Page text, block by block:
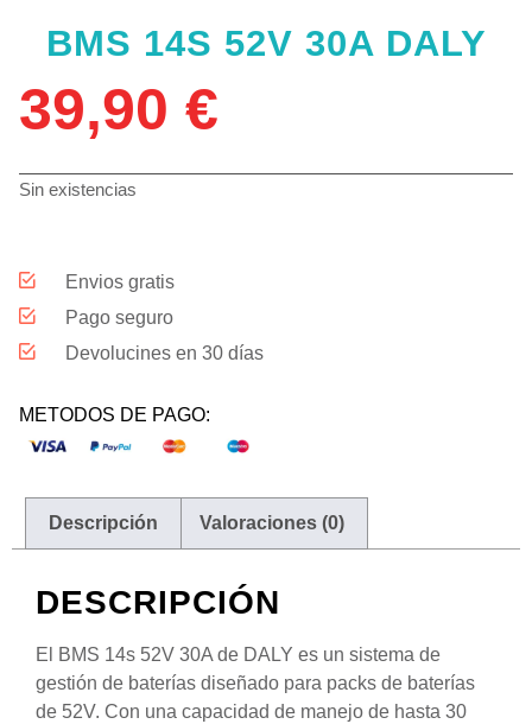
BMS 14S 52V 30A DALY
39,90 €
Sin existencias
Envios gratis
Pago seguro
Devolucines en 30 días
METODOS DE PAGO:
Descripción Valoraciones (0)
DESCRIPCIÓN
El BMS 14s 52V 30A de DALY es un sistema de
gestión de baterías diseñado para packs de baterías
de 52V. Con una capacidad de manejo de hasta 30